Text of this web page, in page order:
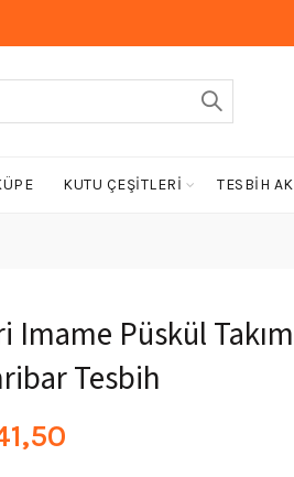
KUTU ÇEŞİTLERİ TESBİH
Püskül
Tesbih